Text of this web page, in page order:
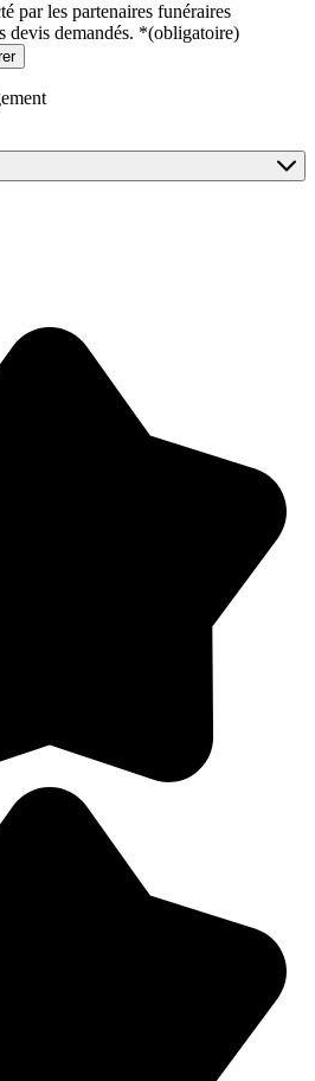
par les partenaires funéraires
devis demandés. *(obligatoire)